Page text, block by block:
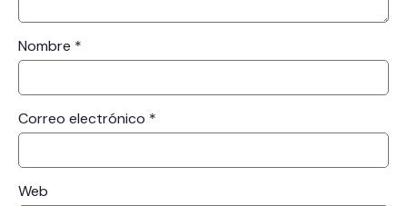
Nombre *
Correo electrónico *
Web